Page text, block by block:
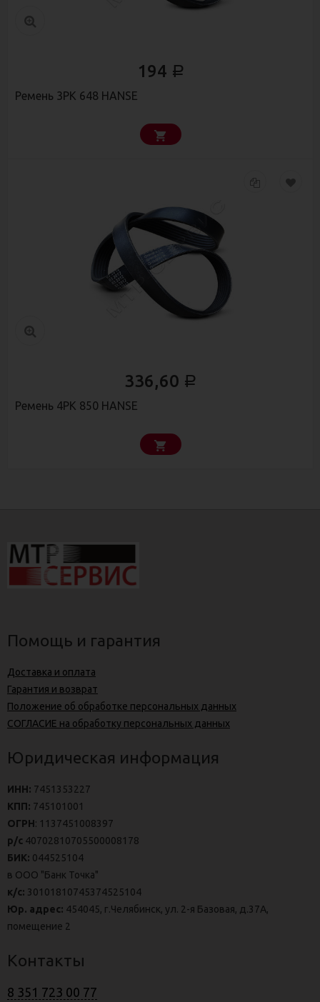
194 Р
Ремень 3РК 648 HANSE
336,60 Р
Ремень 4РК 850 HANSE
Помощь и гарантия
Доставка и оплата
Гарантия и возврат
Положение об обработке персональных данных
СОГЛАСИЕ на обработку персональных данных
Юридическая информация
ИНН: 7451353227
КПП: 745101001
ОГРН: 1137451008397
р/с 40702810705500008178
БИК: 044525104
в ООО "Банк Точка"
к/с: 30101810745374525104
Юр. адрес: 454045, г.Челябинск, ул. 2-я Базовая, д.37А,
помещение 2
Контакты
8 351 723 00 77